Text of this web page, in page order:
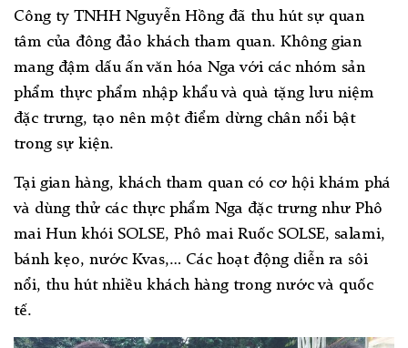
Công ty TNHH Nguyễn Hồng đã thu hút sự quan
tâm của đông đảo khách tham quan. Không gian
mang đậm dấu ấn văn hóa Nga với các nhóm sản
phẩm thực phẩm nhập khẩu và quà tặng lưu niệm
đặc trưng, tạo nên một điểm dừng chân nổi bật
trong sự kiện.
Tại gian hàng, khách tham quan có cơ hội khám phá
và dùng thử các thực phẩm Nga đặc trưng như Phô
mai Hun khói SOLSE, Phô mai Ruốc SOLSE, salami,
bánh kẹo, nước Kvas,… Các hoạt động diễn ra sôi
nổi, thu hút nhiều khách hàng trong nước và quốc
tế.